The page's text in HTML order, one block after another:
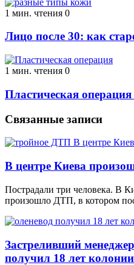
1 мин. чтения 0
Лицо после 30: как
1 мин. чтения 0
Пластическая
Связанные записи
В центре Киева
Пострадали три человека. В
произошло ДТП, в котором
Застреливший
получил 18 лет колонии